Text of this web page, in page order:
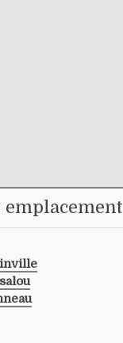
emplacement